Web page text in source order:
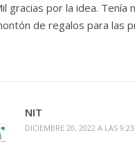
gracias por la idea.
de regalos para las
NIT
DICIEMBRE 20, 2022 A LAS